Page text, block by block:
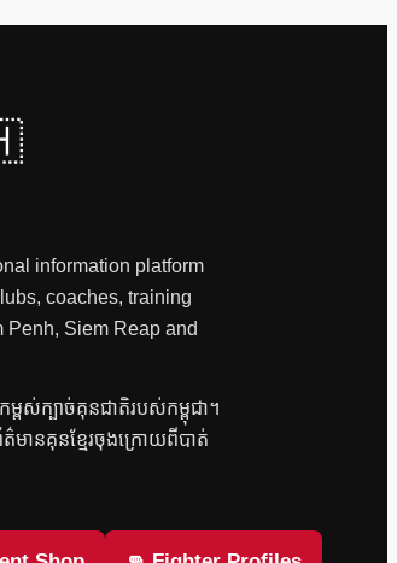
information platform
coaches, training
Penh, Siem Reap and
ម្ពស់ក្បាច់គុនជាតិរបស់កម្ពុជា។
ត៌មានគុនខ្មែរចុងក្រោយពីបាត់